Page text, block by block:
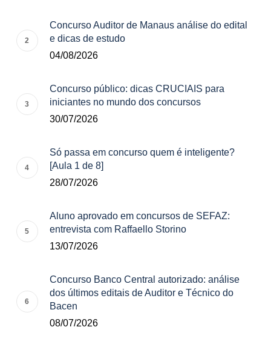
Concurso Auditor de Manaus análise do edital
e dicas de estudo
04/08/2026
Concurso público: dicas CRUCIAIS para
iniciantes no mundo dos concursos
30/07/2026
Só passa em concurso quem é inteligente?
[Aula 1 de 8]
28/07/2026
Aluno aprovado em concursos de SEFAZ:
entrevista com Raffaello Storino
13/07/2026
Concurso Banco Central autorizado: análise
dos últimos editais de Auditor e Técnico do
Bacen
08/07/2026